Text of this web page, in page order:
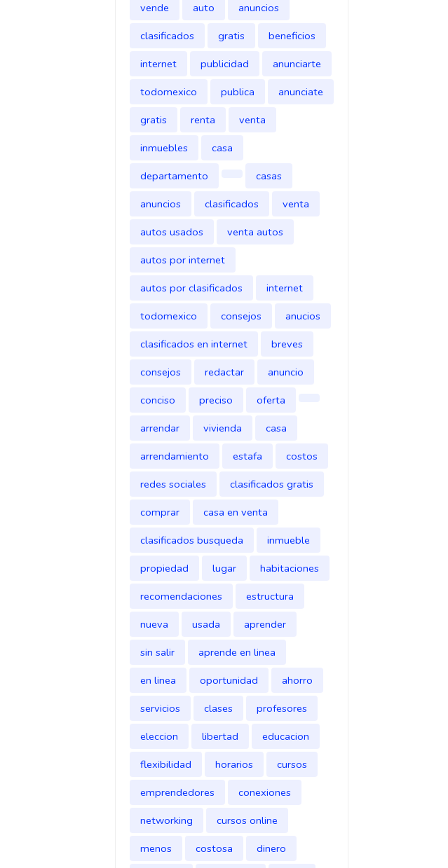
vende auto
anuncios
clasificados
gratis
beneficios
internet
publicidad
anunciarte
todomexico
publica
anunciate
gratis
renta
venta
inmuebles
casa
departamento
casas
anuncios
clasificados
venta
autos usados
venta autos
autos por internet
autos por clasificados
internet
todomexico
consejos
anucios
clasificados en internet
breves
consejos
redactar
anuncio
conciso
preciso
oferta
arrendar
vivienda
casa
arrendamiento
estafa
costos
redes sociales
clasificados gratis
comprar
casa en venta
clasificados busqueda
inmueble
propiedad
lugar
habitaciones
recomendaciones
estructura
nueva
usada
aprender
sin salir
aprende en linea
en linea
oportunidad
ahorro
servicios
clases
profesores
eleccion
libertad
educacion
flexibilidad
horarios
cursos
emprendedores
conexiones
networking
cursos online
menos
costosa
dinero